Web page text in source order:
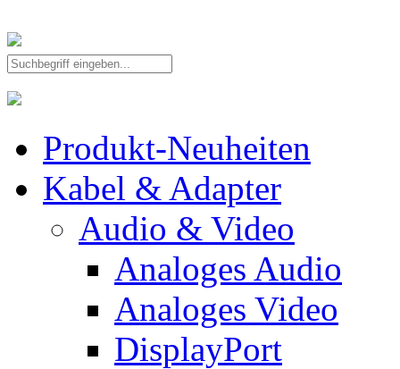
Produkt-Neuheiten
Kabel & Adapter
Audio & Video
Analoges Audio
Analoges Video
DisplayPort